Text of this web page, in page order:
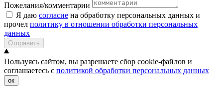
Пожелания/комментарии
Я даю согласие на обработку персональных данных и
прочел политику в отношении обработки персональных
данных
Отправить
Пользуясь сайтом, вы разрешаете сбор cookie-файлов и
соглашаетесь с политикой обработки персональных данных
ок